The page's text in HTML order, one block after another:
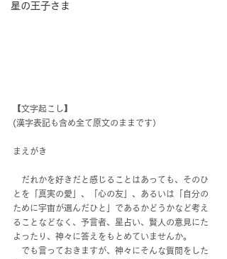
星の王子さま
【文字起こし】
(漢字表記も含め全て原文のままです）
まえがき
だれかを好きだと感じることはあっても、そのひ
とを「真実の愛」、「心の友」、あるいは「自分の
ために宇宙が選んだひと」であるかどうかなど考え
ることなどなく、予言者、星占い、賢人の意見にた
よったり、神々に答えをもとめていませんか。
でも言っておきますが、神々にそんな質問をした